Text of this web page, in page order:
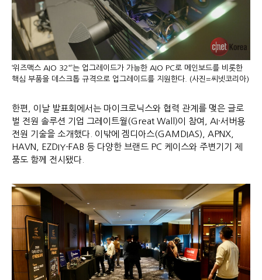
‘위즈맥스 AIO 32“’는 업그레이드가 가능한 AIO PC로 메인보드를 비롯한
핵심 부품을 데스크톱 규격으로 업그레이드를 지원한다. (사진=씨넷코리아)
한편, 이날 발표회에서는 마이크로닉스와 협력 관계를 맺은 글로
벌 전원 솔루션 기업 그레이트월(Great Wall)이 참여, AI·서버용
전원 기술을 소개했다. 이밖에 겜디아스(GAMDIAS), APNX,
HAVN, EZDIY-FAB 등 다양한 브랜드 PC 케이스와 주변기기 제
품도 함께 전시됐다.